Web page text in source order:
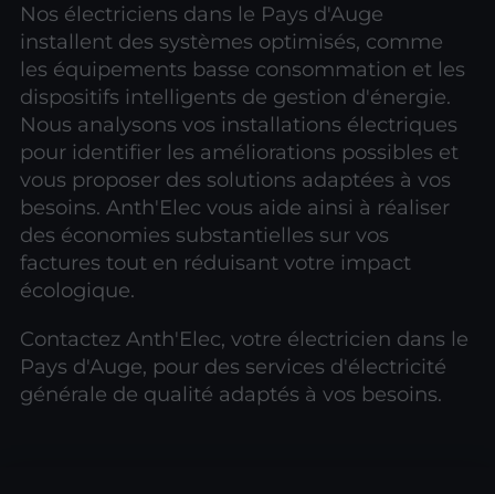
Nos électriciens dans le Pays d'Auge
installent des systèmes optimisés, comme
les équipements basse consommation et les
dispositifs intelligents de gestion d'énergie.
Nous analysons vos installations électriques
pour identifier les améliorations possibles et
vous proposer des solutions adaptées à vos
besoins. Anth'Elec vous aide ainsi à réaliser
des économies substantielles sur vos
factures tout en réduisant votre impact
écologique.
Contactez Anth'Elec, votre électricien dans le
Pays d'Auge, pour des services d'électricité
générale de qualité adaptés à vos besoins.